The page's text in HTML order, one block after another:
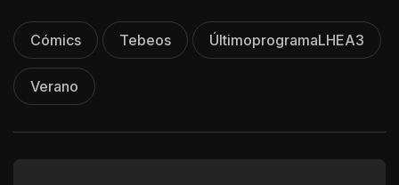
Cómics Tebeos ÚltimoprogramaLHEA3
Verano